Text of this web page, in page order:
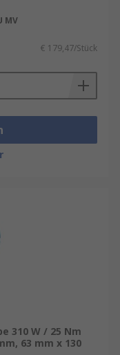
MV
€ 179,47/Stück
310 W / 25 Nm
63 mm x 130